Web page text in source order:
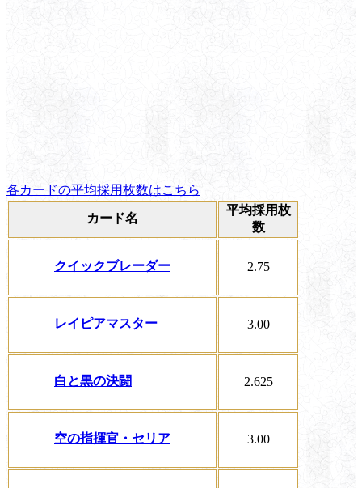
各カードの平均採用枚数はこちら
カード名
平均採用枚
数
クイックブレーダー 2.75
レイピアマスター 3.00
白と黒の決闘 2.625
空の指揮官・セリア 3.00